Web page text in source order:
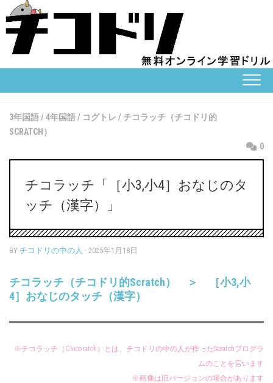
Skip
to
content
3年国語/ 4年国語/ コグトレ / チコラッチ（チコドリ的
SCRATCH）
0
チコラッチ「［小3,小4］おなじのタ
ッチ（漢字）」
BY チコドリの中の人 · 2025年1月18日
チコラッチ（チコドリ的Scratch） ＞ ［小3,小
4］おなじのタッチ（漢字）
※チコラッチ（Chicoratch）とは、チコドリの中の人が作ったScratchプログラ
ムのことを言います
※画像は旧バージョンの場合があります